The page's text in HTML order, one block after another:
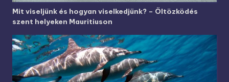
Mit viseljünk és hogyan viselkedjünk? – Öltözködés
szent helyeken Mauritiuson